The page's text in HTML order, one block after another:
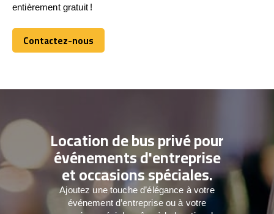
entièrement gratuit !
Contactez-nous
Contactez-nous
Location de bus privé pour
événements d'entreprise
et occasions spéciales.
Ajoutez une touche d’élégance à votre
événement d’entreprise ou à votre